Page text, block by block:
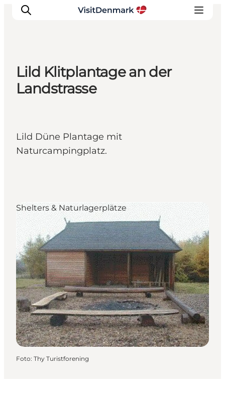
Inspiration
Reiseplanung
Lild Klitplantage an der
Landstrasse
Lild Düne Plantage mit
Naturcampingplatz.
Shelters & Naturlagerplätze
Foto: Thy Turistforening